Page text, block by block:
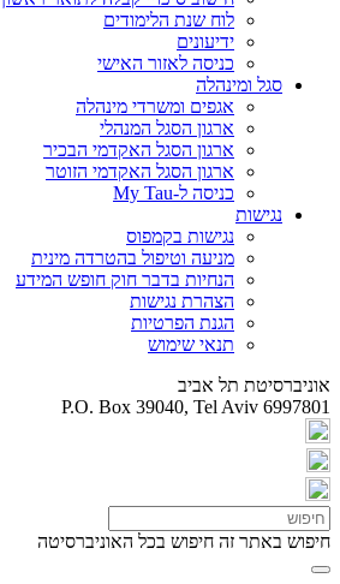
לוח שנת הלימודים
ידיעונים
כניסה לאזור האישי
סגל ומינהלה
אגפים ומשרדי מינהלה
ארגון הסגל המנהלי
ארגון הסגל האקדמי הבכיר
ארגון הסגל האקדמי הזוטר
כניסה ל-My Tau
נגישות
נגישות בקמפוס
מניעה וטיפול בהטרדה מינית
הנחיות בדבר חוק חופש המידע
הצהרת נגישות
הגנת הפרטיות
תנאי שימוש
אוניברסיטת תל אביב
P.O. Box 39040, Tel Aviv 6997801
חיפוש באתר זה חיפוש בכל האוניברסיטה